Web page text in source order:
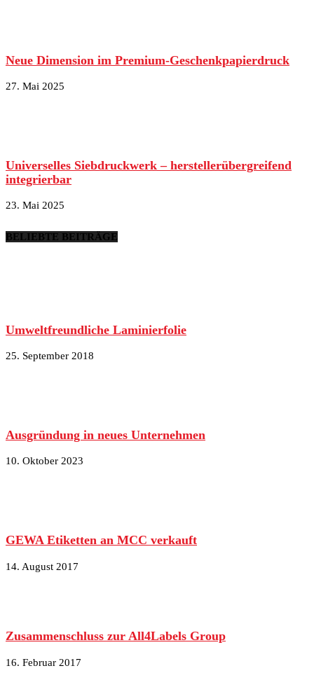
Neue Dimension im Premium-Geschenkpapierdruck
27. Mai 2025
Universelles Siebdruckwerk – herstellerübergreifend
integrierbar
23. Mai 2025
BELIEBTE BEITRÄGE
Umweltfreundliche Laminierfolie
25. September 2018
Ausgründung in neues Unternehmen
10. Oktober 2023
GEWA Etiketten an MCC verkauft
14. August 2017
Zusammenschluss zur All4Labels Group
16. Februar 2017